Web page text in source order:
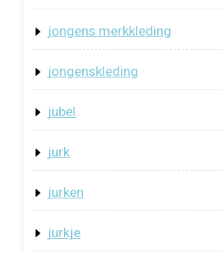
jongens merkkleding
jongenskleding
jubel
jurk
jurken
jurkje